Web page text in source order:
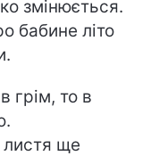
змінюється.
бабине літо
грім, то в
ще